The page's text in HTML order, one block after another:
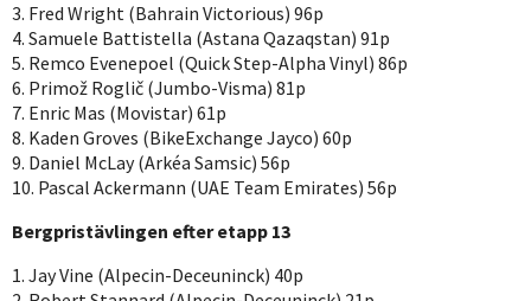
3. Fred Wright (Bahrain Victorious) 96p
4. Samuele Battistella (Astana Qazaqstan) 91p
5. Remco Evenepoel (Quick Step-Alpha Vinyl) 86p
6. Primož Roglič (Jumbo-Visma) 81p
7. Enric Mas (Movistar) 61p
8. Kaden Groves (BikeExchange Jayco) 60p
9. Daniel McLay (Arkéa Samsic) 56p
10. Pascal Ackermann (UAE Team Emirates) 56p
Bergpristävlingen efter etapp 13
1. Jay Vine (Alpecin-Deceuninck) 40p